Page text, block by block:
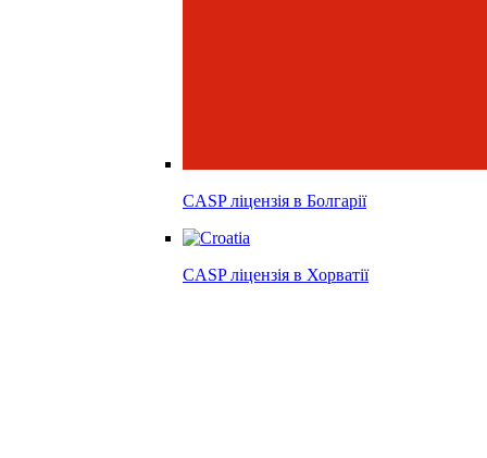
CASP ліцензія в Болгарії
CASP ліцензія в Хорватії